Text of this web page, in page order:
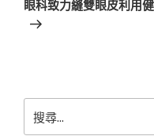
篇
眼科致力縫雙眼皮利用
尋